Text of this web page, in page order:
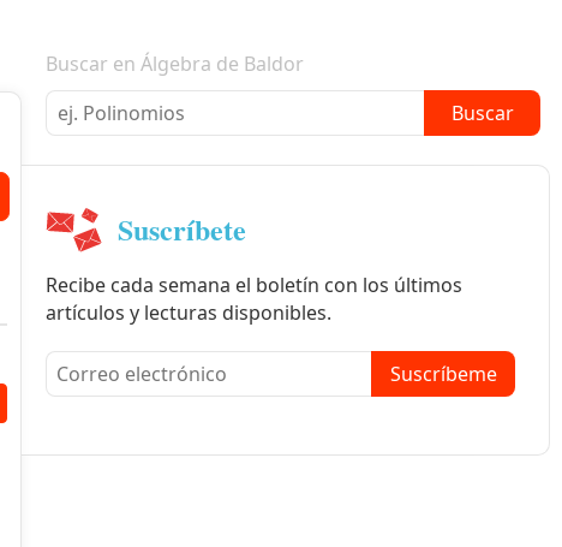
Boletín informativo
Buscar en Álgebra de Baldor
Buscar
Suscríbete
Recibe cada semana el boletín con los últimos
artículos y lecturas disponibles.
Suscríbeme